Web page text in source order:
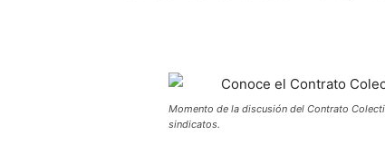
Momento de la discusión del Contrato
sindicatos.